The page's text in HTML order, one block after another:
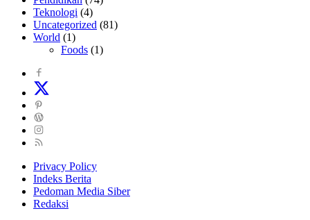
Teknologi (4)
Uncategorized (81)
World (1)
Foods (1)
Privacy Policy
Indeks Berita
Pedoman Media Siber
Redaksi